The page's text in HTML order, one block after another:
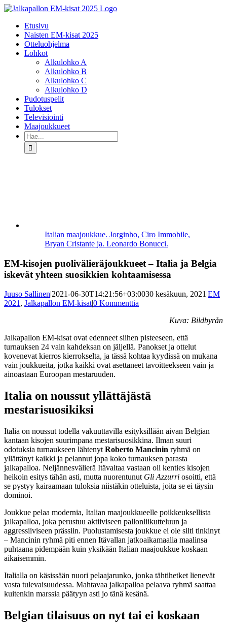
Skip
contentEtusivu
Naisten EM-kisat 2025
Otteluohjelma
Lohkot
Alkulohko A
Alkulohko B
Alkulohko C
Alkulohko D
Pudotuspelit
Tulokset
Televisiointi
Maajoukkueet
Etsi
...
isompana
Italian maajoukkue. Jorginho, Ciro Immobile,
Bryan Cristante ja. Leonardo Bonucci.
EM-kisojen puolivälieräjoukkueet – Italia ja Belgia
iskevät yhteen suosikkien kohtaamisessa
Juuso Sallinen|2021-06-30T14:21:56+03:0030 kesäkuun, 2021|EM
2021, Jalkapallon EM-kisat|0 Kommenttia
Kuva: Bildbyrån
Jalkapallon EM-kisat ovat edenneet siihen pisteeseen, että
turnauksen 24 vain kahdeksan on jäljellä. Panokset ja ottelut
kovenevat kierros kierrokselta, ja tässä kohtaa kyydissä on mukana
vain joukkueita, jotka kaikki ovat asettaneet tavoitteekseen vain ja
ainoastaan Euroopan mestaruuden.
Italia on noussut yllättäjästä
mestarisuosikiksi
Italia on noussut todella vakuuttavilla esityksillään aivan Belgian
kantaan kisojen suurimpana mestarisuosikkina. Ilman suuri
odotuksia turnaukseen lähtenyt Roberto Mancinin ryhmä on
yllättänyt kaikki ja pelannut jopa koko turnauksen parasta
jalkapalloa. Neljännesvälierä Itävaltaa vastaan oli kenties kisojen
heikoin esitys tähän asti, mutta nuorentunut Gli Azzurri osoitti, että
se pystyy kairaamaan tuloksia niistäkin otteluista, joita se ei täysin
dominoi.
Joukkue pelaa modernia, Italian maajoukkueelle poikkeuksellista
jalkapalloa, joka perustuu aktiiviseen pallonliikutteluun ja
aggressiiviseen prässiin. Puolustamisesta joukkue ei ole silti tinkinyt
– Mancinin ryhmä piti ennen Itävallan jatkoaikamaalia maalinsa
puhtaana pidempään kuin yksikään Italian maajoukkue koskaan
aikaisemmin.
Italialla on käsissään nuori pelaajarunko, jonka tähtihetket lienevät
vasta tulevaisuudessa. Mahtavaa jalkapalloa pelaava ryhmä saattaa
kuitenkin marssia päätyyn asti jo tänä kesänä.
Belgian tilaisuus on nyt tai ei koskaan